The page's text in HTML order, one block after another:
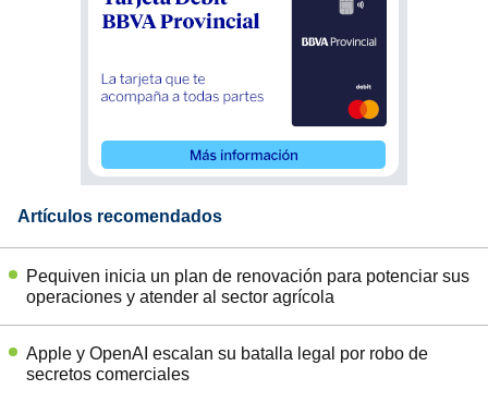
Artículos recomendados
Pequiven inicia un plan de renovación para potenciar sus
operaciones y atender al sector agrícola
Apple y OpenAI escalan su batalla legal por robo de
secretos comerciales